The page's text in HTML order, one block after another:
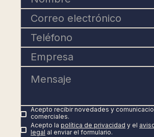
Acepto recibir novedades y
comerciales.
Acepto la política de privacidad y el
legal al enviar el formulario.